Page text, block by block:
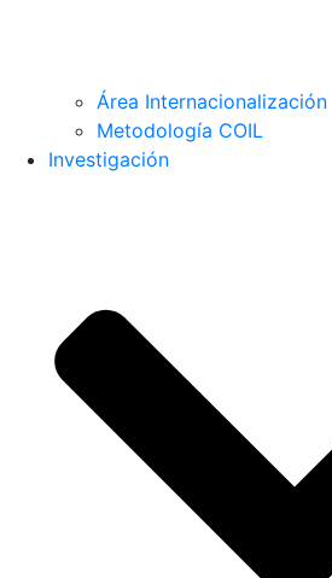
Área Internacionalización
Metodología COIL
Investigación